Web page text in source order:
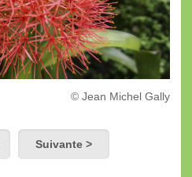
© Jean Michel Gally
Suivante >